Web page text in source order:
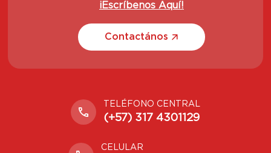
¡Escríbenos Aquí!
Contactános
TELÉFONO CENTRAL
(+57) 317 4301129
CELULAR